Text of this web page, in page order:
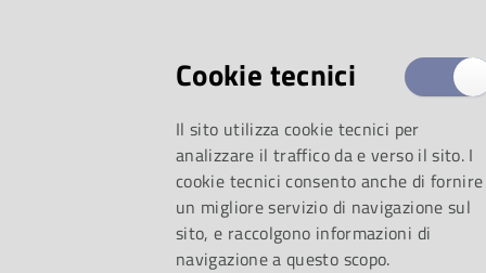
Cookie tecnici
Il sito utilizza cookie tecnici per
analizzare il traffico da e verso il sito. I
cookie tecnici consento anche di fornire
un migliore servizio di navigazione sul
sito, e raccolgono informazioni di
navigazione a questo scopo.